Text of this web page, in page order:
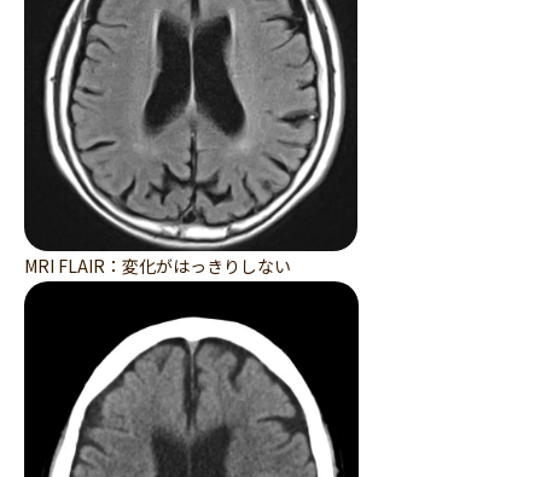
MRI FLAIR：変化がはっきりしない